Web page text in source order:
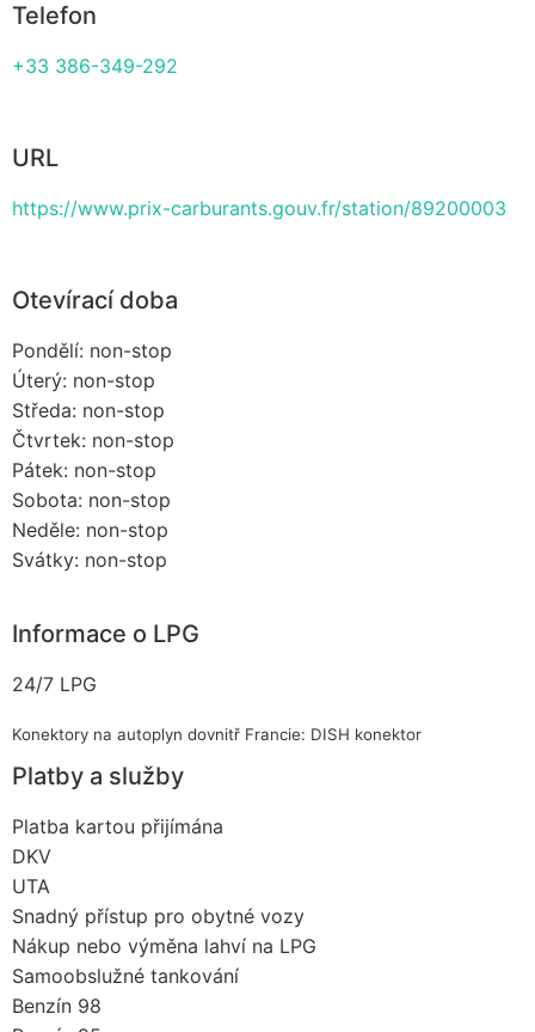
Telefon
+33 386-349-292
URL
https://www.prix-carburants.gouv.fr/station/89200003
Otevírací doba
Pondělí: non-stop
Úterý: non-stop
Středa: non-stop
Čtvrtek: non-stop
Pátek: non-stop
Sobota: non-stop
Neděle: non-stop
Svátky: non-stop
Informace o LPG
24/7 LPG
Konektory na autoplyn dovnitř Francie: DISH konektor
Platby a služby
Platba kartou přijímána
DKV
UTA
Snadný přístup pro obytné vozy
Nákup nebo výměna lahví na LPG
Samoobslužné tankování
Benzín 98